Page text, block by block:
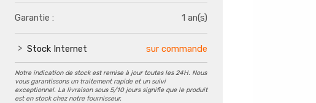
Garantie : 1 an(s)
Stock Internet sur commande
Notre indication de stock est remise à jour toutes les 24H. Nous
vous garantissons un traitement rapide et un suivi
exceptionnel. La livraison sous 5/10 jours signifie que le produit
est en stock chez notre fournisseur.